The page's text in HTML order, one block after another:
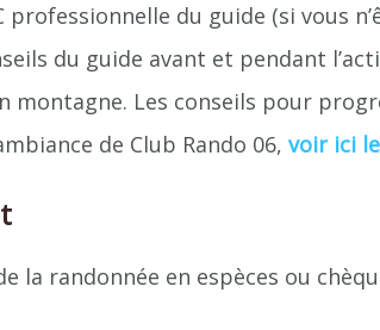
professionnelle du guide (si vous
du guide avant et pendant
montagne. Les conseils pour
de Club Rando 06, voir ici
la randonnée en espèces ou